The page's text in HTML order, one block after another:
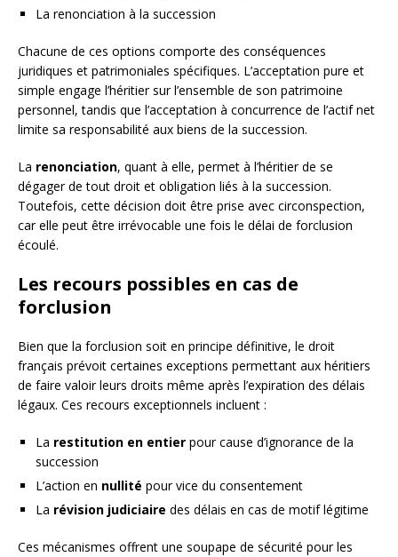
La renonciation à la succession
Chacune de ces options comporte des conséquences
juridiques et patrimoniales spécifiques. L’acceptation pure et
simple engage l’héritier sur l’ensemble de son patrimoine
personnel, tandis que l’acceptation à concurrence de l’actif net
limite sa responsabilité aux biens de la succession.
La renonciation, quant à elle, permet à l’héritier de se
dégager de tout droit et obligation liés à la succession.
Toutefois, cette décision doit être prise avec circonspection,
car elle peut être irrévocable une fois le délai de forclusion
écoulé.
Les recours possibles en cas de
forclusion
Bien que la forclusion soit en principe définitive, le droit
français prévoit certaines exceptions permettant aux héritiers
de faire valoir leurs droits même après l’expiration des délais
légaux. Ces recours exceptionnels incluent :
La restitution en entier pour cause d’ignorance de la
succession
L’action en nullité pour vice du consentement
La révision judiciaire des délais en cas de motif légitime
Ces mécanismes offrent une soupape de sécurité pour les